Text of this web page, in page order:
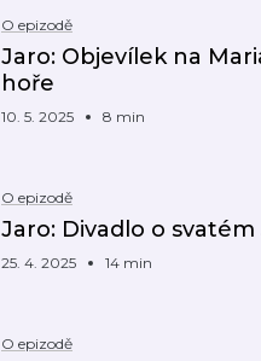
O epizodě
Jaro: Objevílek na
hoře
10. 5. 2025 8 min
O epizodě
Jaro: Divadlo o svatém
25. 4. 2025 14 min
O epizodě